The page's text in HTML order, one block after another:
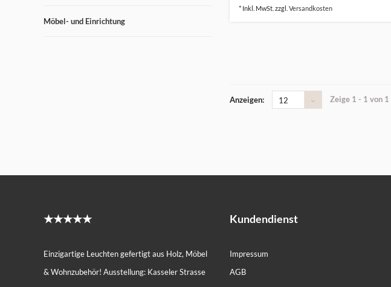
Möbel- und Einrichtung
* Inkl. MwSt. zzgl. Versandkosten
Anzeigen: 12 Zeige 1 - 1 von 1
★★★★★
Einzigartige Leuchten gefertigt aus Holz, Möbel
& Wohnzubehör! Ausstellung: Kasseler Strasse
Kundendienst
Impressum
AGB